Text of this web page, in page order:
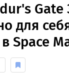
Gate
для
Space